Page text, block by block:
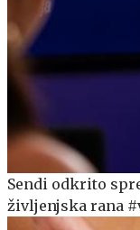
Sendi odkrito
življenjska rana